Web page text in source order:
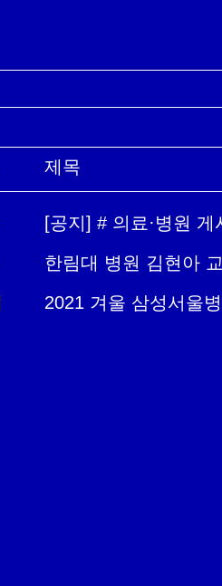
제목
[공지] # 의료·병원
한림대 병원 김현아
2021 겨울 삼성서울